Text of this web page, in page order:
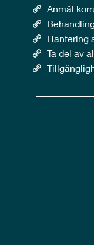
Anmäl
Hantering
Ta del av